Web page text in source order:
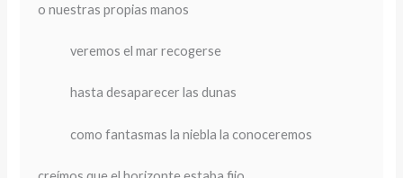
o nuestras propias manos
veremos el mar recogerse
hasta desaparecer las dunas
como fantasmas la niebla la conoceremos